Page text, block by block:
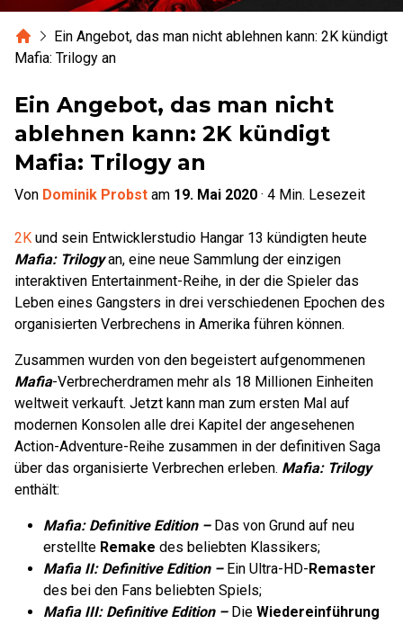
HomeEin Angebot, das man nicht ablehnen kann: 2K kündigt
Mafia: Trilogy an
Ein Angebot, das man nicht
ablehnen kann: 2K kündigt
Mafia: Trilogy an
Von Dominik Probst am 19. Mai 2020 · 4 Min. Lesezeit
2K und sein Entwicklerstudio Hangar 13 kündigten heute
Mafia: Trilogyan, eine neue Sammlung der einzigen
interaktiven Entertainment-Reihe, in der die Spieler das
Leben eines Gangsters in drei verschiedenen Epochen des
organisierten Verbrechens in Amerika führen können.
Zusammen wurden von den begeistert aufgenommenen
Mafia-Verbrecherdramen mehr als 18 Millionen Einheiten
weltweit verkauft. Jetzt kann man zum ersten Mal auf
modernen Konsolen alle drei Kapitel der angesehenen
Action-Adventure-Reihe zusammen in der definitiven Saga
über das organisierte Verbrechen erleben. Mafia: Trilogy
enthält:
Mafia: Definitive Edition – Das von Grund auf neu
erstellte Remake des beliebten Klassikers;
Mafia II: Definitive Edition – Ein Ultra-HD-Remaster
des bei den Fans beliebten Spiels;
Mafia III: Definitive Edition – Die Wiedereinführung